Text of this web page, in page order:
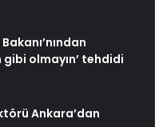
gibi olmayın’ tehdidi
Ankara’dan